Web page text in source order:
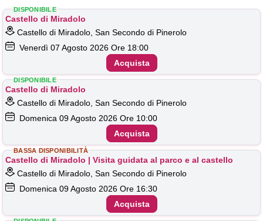
Castello di Miradolo
Castello di Miradolo, San Secondo di Pinerolo
Venerdì 07 Agosto 2026 Ore 18:00
DISPONIBILE
Acquista
Castello di Miradolo
Castello di Miradolo, San Secondo di Pinerolo
Domenica 09Agosto 2026 Ore 10:00
DISPONIBILE
Acquista
Castello di Miradolo | Visita guidata al parco e al castello
Castello di Miradolo, San Secondo di Pinerolo
Domenica 09Agosto 2026 Ore 16:30
BASSA DISPONIBILITÀ
Acquista